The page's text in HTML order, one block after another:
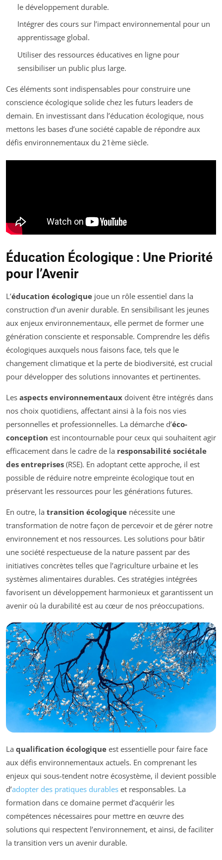
le développement durable.
Intégrer des cours sur l’impact environnemental pour un
apprentissage global.
Utiliser des ressources éducatives en ligne pour
sensibiliser un public plus large.
Ces éléments sont indispensables pour construire une
conscience écologique solide chez les futurs leaders de
demain. En investissant dans l’éducation écologique, nous
mettons les bases d’une société capable de répondre aux
défis environnementaux du 21ème siècle.
Éducation Écologique : Une Priorité
pour l’Avenir
L’éducation écologique joue un rôle essentiel dans la
construction d’un avenir durable. En sensibilisant les jeunes
aux enjeux environnementaux, elle permet de former une
génération consciente et responsable. Comprendre les défis
écologiques auxquels nous faisons face, tels que le
changement climatique et la perte de biodiversité, est crucial
pour développer des solutions innovantes et pertinentes.
Les aspects environnementaux doivent être intégrés dans
nos choix quotidiens, affectant ainsi à la fois nos vies
personnelles et professionnelles. La démarche d’éco-
conception est incontournable pour ceux qui souhaitent agir
efficacement dans le cadre de la responsabilité sociétale
des entreprises (RSE). En adoptant cette approche, il est
possible de réduire notre empreinte écologique tout en
préservant les ressources pour les générations futures.
En outre, la transition écologique nécessite une
transformation de notre façon de percevoir et de gérer notre
environnement et nos ressources. Les solutions pour bâtir
une société respectueuse de la nature passent par des
initiatives concrètes telles que l’agriculture urbaine et les
systèmes alimentaires durables. Ces stratégies intégrées
favorisent un développement harmonieux et garantissent un
avenir où la durabilité est au cœur de nos préoccupations.
La qualification écologique est essentielle pour faire face
aux défis environnementaux actuels. En comprenant les
enjeux qui sous-tendent notre écosystème, il devient possible
d’adopter des pratiques durables et responsables. La
formation dans ce domaine permet d’acquérir les
compétences nécessaires pour mettre en œuvre des
solutions qui respectent l’environnement, et ainsi, de faciliter
la transition vers un avenir durable.